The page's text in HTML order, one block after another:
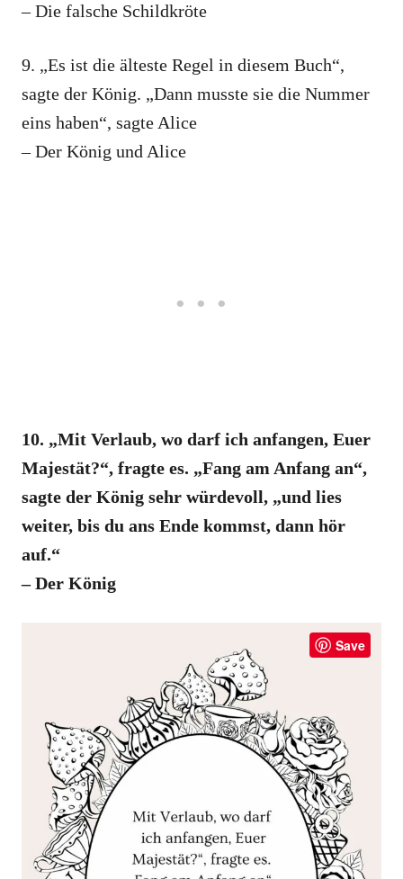
– Die falsche Schildkröte
9. „Es ist die älteste Regel in diesem Buch“,
sagte der König. „Dann musste sie die Nummer
eins haben“, sagte Alice
– Der König und Alice
10. „Mit Verlaub, wo darf ich anfangen, Euer
Majestät?“, fragte es. „Fang am Anfang an“,
sagte der König sehr würdevoll, „und lies
weiter, bis du ans Ende kommst, dann hör
auf.“
– Der König
Save